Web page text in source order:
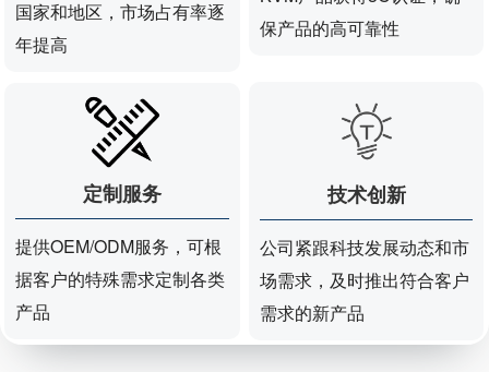
国家和地区，市场占有率逐
年提高
保产品的高可靠性
定制服务
提供OEM/ODM服务，可根
据客户的特殊需求定制各类
产品
技术创新
公司紧跟科技发展动态和市
场需求，及时推出符合客户
需求的新产品